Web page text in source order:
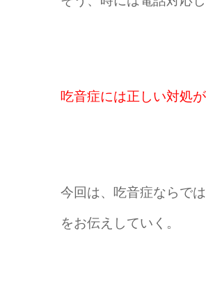
吃音症には正しい対処が
今回は、吃音症ならで
をお伝えしていく。